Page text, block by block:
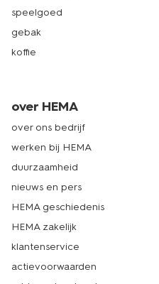
speelgoed
gebak
koffie
over HEMA
over ons bedrijf
werken bij HEMA
duurzaamheid
nieuws en pers
HEMA geschiedenis
HEMA zakelijk
klantenservice
actievoorwaarden